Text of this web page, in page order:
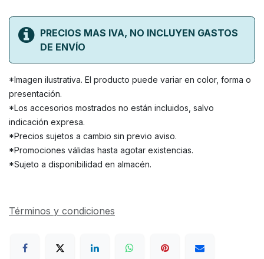
PRECIOS MAS IVA, NO INCLUYEN GASTOS
DE ENVÍO
*Imagen ilustrativa. El producto puede variar en color, forma o
presentación.
*Los accesorios mostrados no están incluidos, salvo
indicación expresa.
*Precios sujetos a cambio sin previo aviso.
*Promociones válidas hasta agotar existencias.
*Sujeto a disponibilidad en almacén.
Términos y condiciones